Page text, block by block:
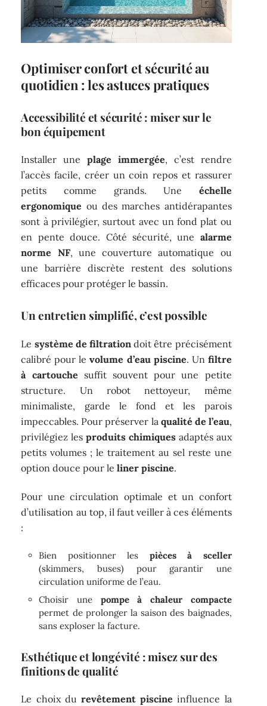
Optimiser confort et sécurité au
quotidien : les astuces pratiques
Accessibilité et sécurité : miser sur le
bon équipement
Installer uneplage immergée, c’est rendre
l’accès facile, créer un coin repos et rassurer
petits comme grands. Une échelle
ergonomique ou des marches antidérapantes
sont à privilégier, surtout avec un fond plat ou
en pente douce. Côté sécurité, une alarme
norme NF, une couverture automatique ou
une barrière discrète restent des solutions
efficaces pour protéger le bassin.
Un entretien simplifié, c’est possible
Le système de filtration doit être précisément
calibré pour levolume d’eau piscine. Un filtre
à cartouche suffit souvent pour une petite
structure. Un robot nettoyeur, même
minimaliste, garde le fond et les parois
impeccables. Pour préserver la qualité de l’eau,
privilégiez lesproduits chimiquesadaptés aux
petits volumes ; le traitement au sel reste une
option douce pour leliner piscine.
Pour une circulation optimale et un confort
d’utilisation au top, il faut veiller à ces éléments
:
Bien positionner les pièces à sceller
(skimmers, buses) pour garantir une
circulation uniforme de l’eau.
Choisir une pompe à chaleur compacte
permet de prolonger la saison des baignades,
sans exploser la facture.
Esthétique et longévité : misez sur des
finitions de qualité
Le choix du revêtement piscine influence la